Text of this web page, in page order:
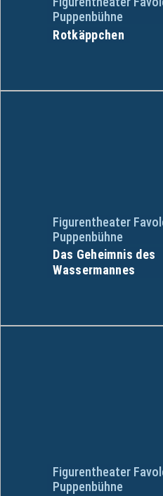
Puppenbühne
Rotkäppchen
Figurentheater
Puppenbühne
Das Geheimnis des
Wassermannes
Figurentheater
Puppenbühne